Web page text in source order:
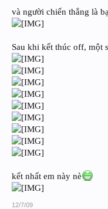
và người chiến thắng là
Sau khi kết thúc off, một
kết nhất em này nè
12/7/09